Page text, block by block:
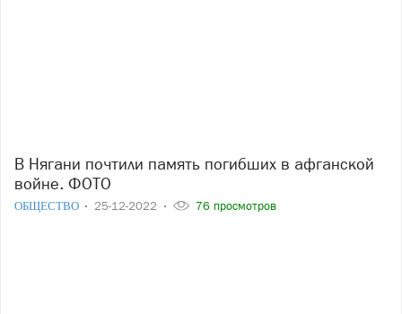
В Нягани почтили память погибших в афганской
войне. ФОТО
ОБЩЕСТВО 25-12-2022 76 просмотров